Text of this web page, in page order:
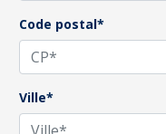
Code postal*
Ville*